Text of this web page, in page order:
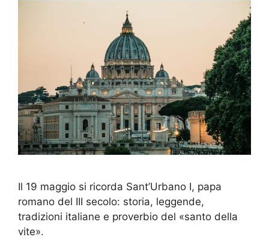
Il 19 maggio si ricorda Sant’Urbano I, papa
romano del III secolo: storia, leggende,
tradizioni italiane e proverbio del «santo della
vite».